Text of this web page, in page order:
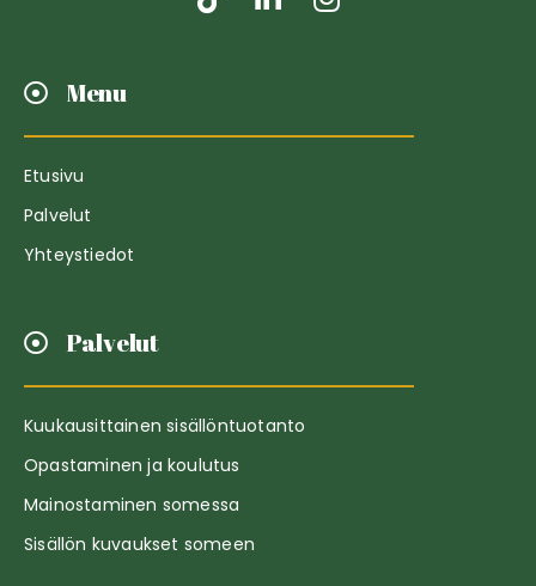
Menu
Etusivu
Palvelut
Yhteystiedot
Palvelut
Kuukausittainen sisällöntuotanto
Opastaminen ja koulutus
Mainostaminen somessa
Sisällön kuvaukset someen